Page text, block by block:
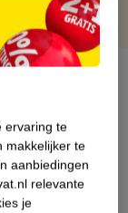
ervaring te
makkelijker te
aanbiedingen
relevante
je